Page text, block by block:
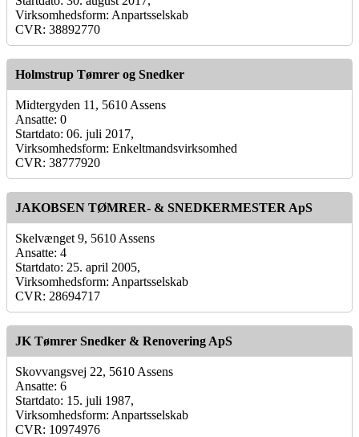
Virksomhedsform: Anpartsselskab
CVR: 38892770
Holmstrup Tømrer og Snedker
Midtergyden 11, 5610 Assens
Ansatte: 0
Startdato: 06. juli 2017,
Virksomhedsform: Enkeltmandsvirksomhed
CVR: 38777920
JAKOBSEN TØMRER- & SNEDKERMESTER ApS
Skelvænget 9, 5610 Assens
Ansatte: 4
Startdato: 25. april 2005,
Virksomhedsform: Anpartsselskab
CVR: 28694717
JK Tømrer Snedker & Renovering ApS
Skovvangsvej 22, 5610 Assens
Ansatte: 6
Startdato: 15. juli 1987,
Virksomhedsform: Anpartsselskab
CVR: 10974976